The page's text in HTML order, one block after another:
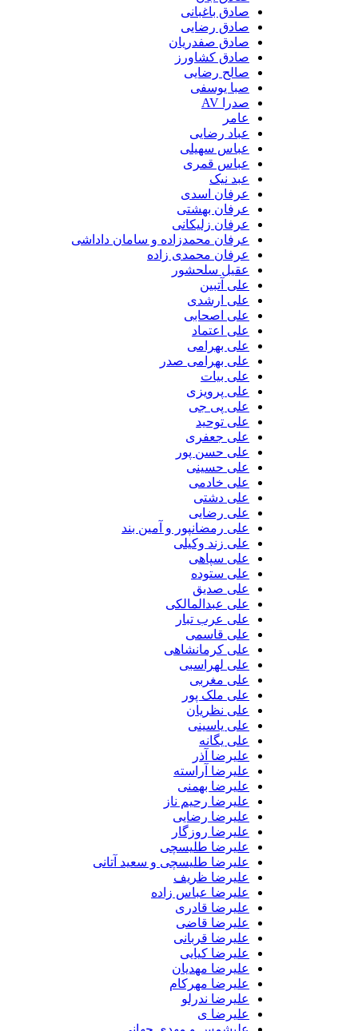
صادق باغبانی
صادق رضایی
صادق صفدریان
صادق کشاورز
صالح رضایی
صبا یوسفی
عباد رضایی
عباس سهیلی
عباس قمری
عبد نیک
عرفان اسدی
عرفان بهشتی
عرفان زلیکانی
عرفان محمدزاده و سامان داداشی
عرفان محمدی زاده
عقیل سلحشور
علی آتبین
علی ارشدی
علی اصحابی
علی اعتماد
علی بهرامی
علی بهرامی صدر
علی بیات
علی پرویزی
علی پی جی
علی توحید
علی جعفری
علی حسن پور
علی حسینی
علی خادمی
علی دشتی
علی رضایی
علی رمضانپور و آمین بند
علی زند وکیلی
علی سپاهی
علی ستوده
علی صدیق
علی عبدالمالکی
علی عرب تبار
علی قاسمی
علی کرمانشاهی
علی لهراسبی
علی مغربی
علی ملک پور
علی نظریان
علی یاسینی
علی یگانه
علیرضا آذر
علیرضا آراسته
علیرضا بهمنی
علیرضا رحیم ناز
علیرضا رضایی
علیرضا روزگار
علیرضا طلیسچی
علیرضا طلیسچی و سعید آتانی
علیرضا ظریف
علیرضا عباس زاده
علیرضا قادری
علیرضا قاضی
علیرضا قربانی
علیرضا کیایی
علیرضا مهدیان
علیرضا مهرکام
علیرضا ندرلو
علیرضا ی